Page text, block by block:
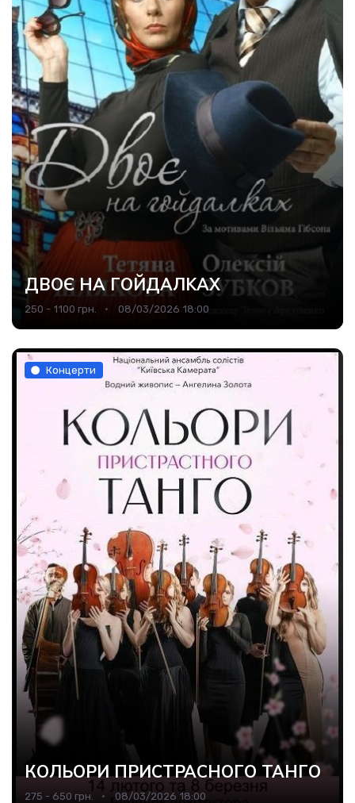
ДВОЄ НА ГOЙДAЛKАX
250 - 1100 грн. 08/03/2026 18:00
Концерти
КОЛЬОРИ ПРИСТРАСНОГО ТАНГО
275 - 650 грн. 08/03/2026 18:00